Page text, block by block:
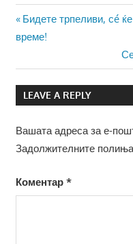
Навигација
на
напис
Previous
Post:
Бидете трпеливи, сé
време!
LEAVE A REPLY
Вашата адреса за е-
Задолжителните
Коментар *